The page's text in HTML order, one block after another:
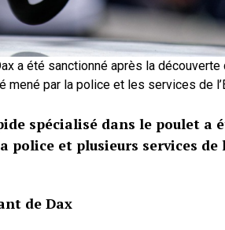
a été sanctionné après la
mené par la police et les services de
spécialisé dans le poulet a
et plusieurs services de
de Dax